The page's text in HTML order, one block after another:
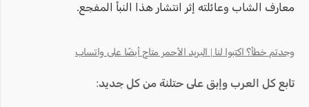
معارف الشاب وعائلته إثر انتشار هذا النبأ المفجع.
وجدتم خطأ؟ اكتبوا لنا | البريد الأحمر متاح أيضًا على واتساب
تابع كل العرب وإبق على حتلنة من كل جديد: